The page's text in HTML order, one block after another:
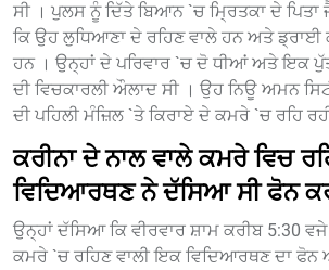
ਸੀ । ਪੁਲਸ ਨੂੰ ਦਿੱਤੇ ਬਿਆਨ `ਚ ਮ੍ਰਿਤਕਾ ਦੇ
ਕਿ ਉਹ ਲੁਧਿਆਣਾ ਦੇ ਰਹਿਣ ਵਾਲੇ ਹਨ ਅਤੇ ਡ੍ਰਾਈ
ਹਨ । ਉਨ੍ਹਾਂ ਦੇ ਪਰਿਵਾਰ `ਚ ਦੋ ਧੀਆਂ ਅਤੇ ਇਕ
ਦੀ ਵਿਚਕਾਰਲੀ ਔਲਾਦ ਸੀ । ਉਹ ਨਿਊ ਅਮਨ
ਦੀ ਪਹਿਲੀ ਮੰਜ਼ਿਲ `ਤੇ ਕਿਰਾਏ ਦੇ ਕਮਰੇ `ਚ ਰਹਿ
ਕਰੀਨਾ ਦੇ ਨਾਲ ਵਾਲੇ ਕਮਰੇ ਵਿਚ
ਵਿਦਿਆਰਥਣ ਨੇ ਦੱਸਿਆ ਸੀ ਫੋਨ
ਉਨ੍ਹਾਂ ਦੱਸਿਆ ਕਿ ਵੀਰਵਾਰ ਸ਼ਾਮ ਕਰੀਬ 5:30 ਵਜੇ
ਕਮਰੇ `ਚ ਰਹਿਣ ਵਾਲੀ ਇਕ ਵਿਦਿਆਰਥਣ ਦਾ